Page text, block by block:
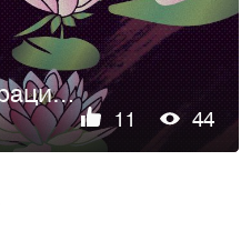
Создание иллюстрациии для бренда одежды
11 44